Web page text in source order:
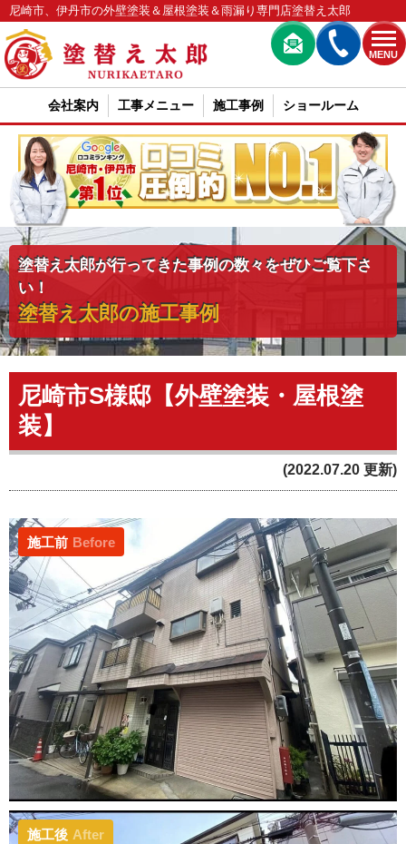
MENU
尼崎市、伊丹市の外壁塗装＆屋根塗装＆雨漏り専門店塗替え太郎
会社案内 工事メニュー 施工事例 ショールーム
塗替え太郎が行ってきた事例の数々をぜひご覧下さ
い！
塗替え太郎の施工事例
尼崎市S様邸【外壁塗装・屋根塗
装】
(2022.07.20 更新)
施工前 Before
施工後 After